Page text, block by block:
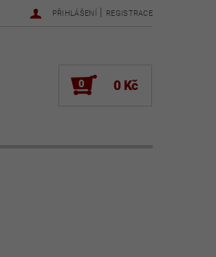
PŘIHLÁŠENÍ | REGISTRACE
0 0 Kč